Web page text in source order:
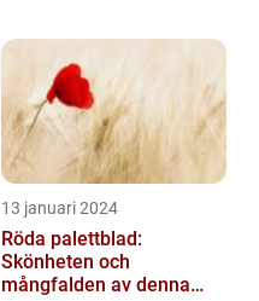
13 januari 2024
Röda palettblad:
Skönheten och
mångfalden av denna